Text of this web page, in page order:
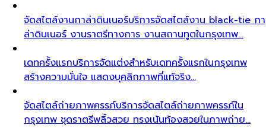
จัดสไตล์งานกาล่าดินเนอร์บริการจัดสไตล์งาน black-tie กา
ล่าดินเนอร์ งานราตรีทางการ งานสถานทูตในกรุงเทพ…
เดทครั้งแรกบริการจัดแต่งสำหรับเดทครั้งแรกในกรุงเทพ
สร้างความมั่นใจ แสดงบุคลิกภาพที่แท้จริง…
จัดสไตล์ถ่ายภาพครรภ์บริการจัดสไตล์ถ่ายภาพครรภ์ใน
กรุงเทพ ชุดราตรีพลิ้วสวย ทรงเน้นท้องสวยในภาพถ่าย…